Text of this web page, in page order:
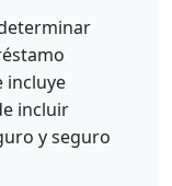
incluye
incluir
y seguro